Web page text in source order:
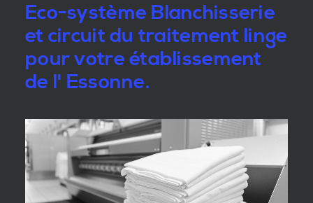
Eco-système Blanchisserie
et circuit du traitement linge
pour votre établissement
de l' Essonne.